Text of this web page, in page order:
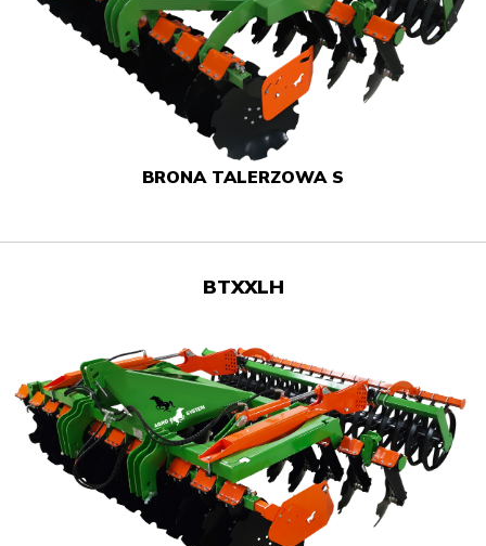
BRONA TALERZOWA S
BTXXLH